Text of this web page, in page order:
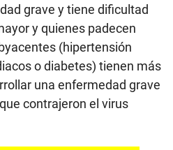
grave y tiene dificultad
y quienes padecen
(hipertensión
o diabetes) tienen más
una enfermedad grave
contrajeron el virus